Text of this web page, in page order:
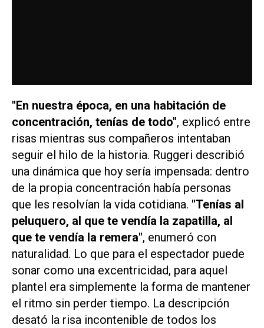
"En nuestra época, en una habitación de
concentración, tenías de todo", explicó entre
risas mientras sus compañeros intentaban
seguir el hilo de la historia. Ruggeri describió
una dinámica que hoy sería impensada: dentro
de la propia concentración había personas
que les resolvían la vida cotidiana. "Tenías al
peluquero, al que te vendía la zapatilla, al
que te vendía la remera", enumeró con
naturalidad. Lo que para el espectador puede
sonar como una excentricidad, para aquel
plantel era simplemente la forma de mantener
el ritmo sin perder tiempo. La descripción
desató la risa incontenible de todos los